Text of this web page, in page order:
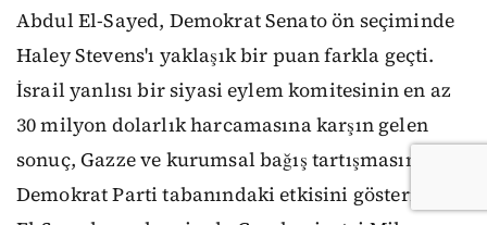
Abdul El-Sayed, Demokrat Senato ön seçiminde
Haley Stevens'ı yaklaşık bir puan farkla geçti.
İsrail yanlısı bir siyasi eylem komitesinin en az
30 milyon dolarlık harcamasına karşın gelen
sonuç, Gazze ve kurumsal bağış tartışmasının
Demokrat Parti tabanındaki etkisini gösteriyor.